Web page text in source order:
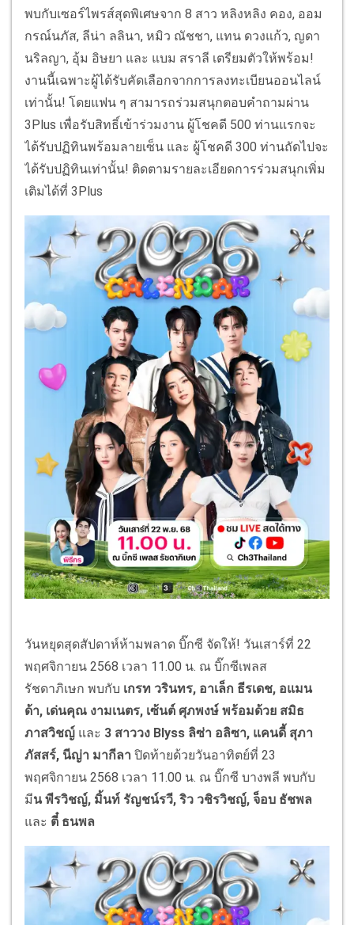
พบกับเซอร์ไพรส์สุดพิเศษจาก 8 สาว หลิงหลิง คอง, ออม
กรณ์นภัส, ลีน่า ลลินา, หมิว ณัชชา, แทน ดวงแก้ว, ญดา
นริลญา, อุ้ม อิษยา และ แบม สราลี เตรียมตัวให้พร้อม!
งานนี้เฉพาะผู้ได้รับคัดเลือกจากการลงทะเบียนออนไลน์
เท่านั้น! โดยแฟน ๆ สามารถร่วมสนุกตอบคำถามผ่าน
3Plus เพื่อรับสิทธิ์เข้าร่วมงาน ผู้โชคดี 500 ท่านแรกจะ
ได้รับปฏิทินพร้อมลายเซ็น และ ผู้โชคดี 300 ท่านถัดไปจะ
ได้รับปฏิทินเท่านั้น! ติดตามรายละเอียดการร่วมสนุกเพิ่ม
เติมได้ที่ 3Plus
วันหยุดสุดสัปดาห์ห้ามพลาด บิ๊กซี จัดให้! วันเสาร์ที่ 22
พฤศจิกายน 2568 เวลา 11.00 น. ณ บิ๊กซีเพลส
รัชดาภิเษก พบกับ เกรท วรินทร, อาเล็ก ธีรเดช, อแมน
ด้า, เด่นคุณ งามเนตร, เซ้นต์ ศุภพงษ์ พร้อมด้วย สมิธ
ภาสวิชญ์ และ 3 สาววง Blyss ลิซ่า อลิซา, แคนดี้ สุภา
ภัสสร์, นีญ่า มากีลา ปิดท้ายด้วยวันอาทิตย์ที่ 23
พฤศจิกายน 2568 เวลา 11.00 น. ณ บิ๊กซี บางพลี พบกับ
มีน พีรวิชญ์, มิ้นท์ รัญชน์รวี, ริว วชิรวิชญ์, จ็อบ ธัชพล
และ ตี๋ ธนพล